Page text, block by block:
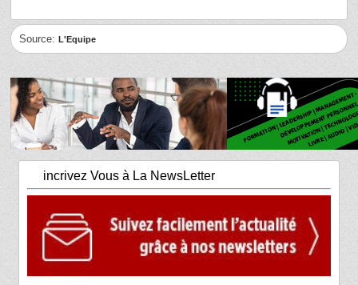
Source:L'Equipe
incrivez Vous à La NewsLetter